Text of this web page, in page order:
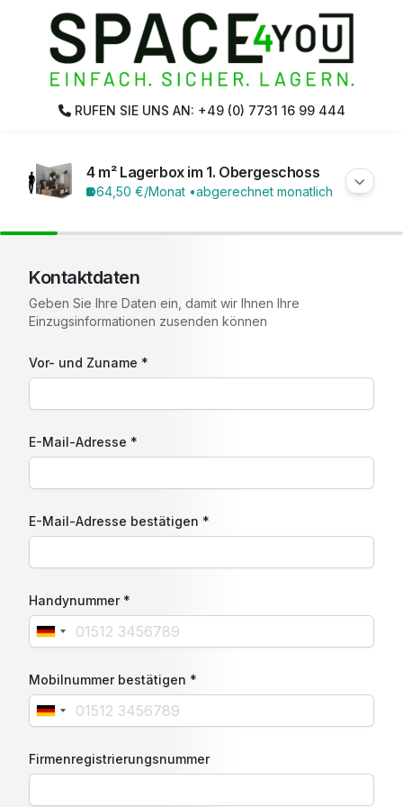
RUFEN SIE UNS AN: +49 (0) 7731 16 99 444
4 m² Lagerbox im 1. Obergeschoss
64,50 €/Monat •abgerechnet monatlich
Kontaktdaten
Geben Sie Ihre Daten ein, damit wir Ihnen Ihre
Einzugsinformationen zusenden können
Vor- und Zuname *
E-Mail-Adresse *
E-Mail-Adresse bestätigen *
Handynummer *
Mobilnummer bestätigen *
Firmenregistrierungsnummer